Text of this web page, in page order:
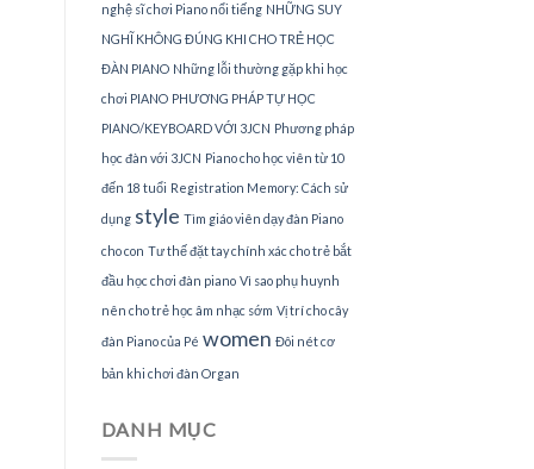
nghệ sĩ chơi Piano nổi tiếng NHỮNG SUY
NGHĨ KHÔNG ĐÚNG KHI CHO TRẺ HỌC
ĐÀN PIANO Những lỗi thường gặp khi học
chơi PIANO PHƯƠNG PHÁP TỰ HỌC
PIANO/KEYBOARD VỚI 3JCN Phương pháp
học đàn với 3JCN Piano cho học viên từ 10
đến 18 tuổi Registration Memory: Cách sử
dụng style Tìm giáo viên dạy đàn Piano
cho con Tư thế đặt tay chính xác cho trẻ bắt
đầu học chơi đàn piano Vì sao phụ huynh
nên cho trẻ học âm nhạc sớm Vị trí cho cây
đàn Piano của Pé women Đôi nét cơ
bản khi chơi đàn Organ
DANH MỤC